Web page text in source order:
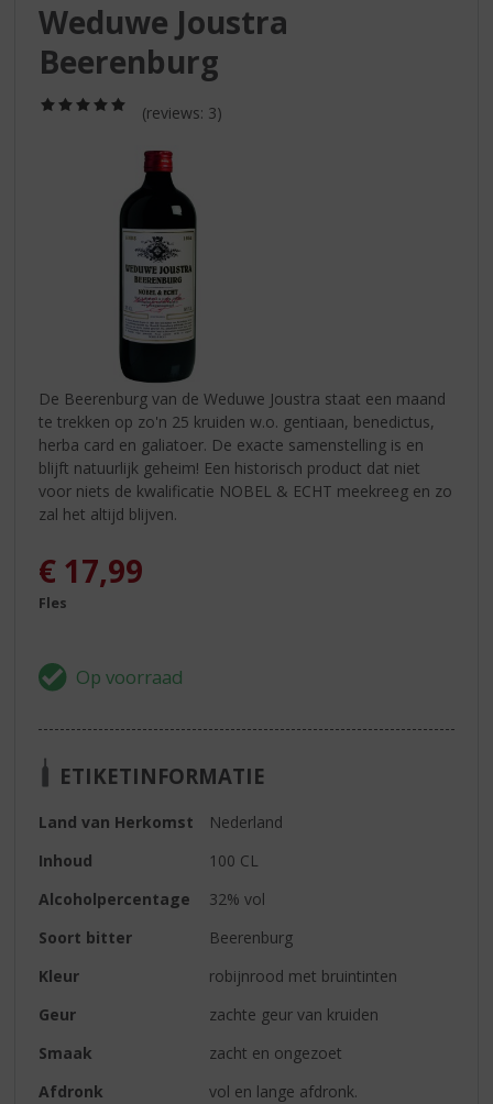
Weduwe Joustra
Beerenburg
/
(reviews: 3)
De Beerenburg van de Weduwe Joustra staat een maand
te trekken op zo'n 25 kruiden w.o. gentiaan, benedictus,
herba card en galiatoer. De exacte samenstelling is en
blijft natuurlijk geheim! Een historisch product dat niet
voor niets de kwalificatie NOBEL & ECHT meekreeg en zo
zal het altijd blijven.
€ 17,99
Fles
ETIKETINFORMATIE
Land van Herkomst
Nederland
Inhoud
100 CL
Alcoholpercentage
32% vol
Soort bitter
Beerenburg
Kleur
robijnrood met bruintinten
Geur
zachte geur van kruiden
Smaak
zacht en ongezoet
Afdronk
vol en lange afdronk.